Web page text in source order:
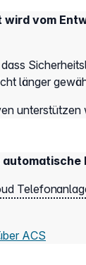
wird vom
länger
unterstützen
automatische
ACS